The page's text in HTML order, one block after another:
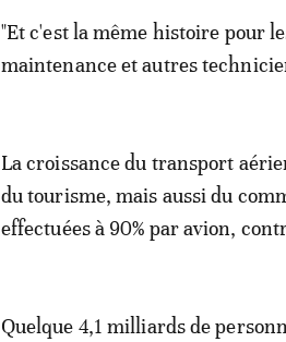
"Et c'est la même histoire pour
maintenance et autres
La croissance du transport
du tourisme, mais aussi du
effectuées à 90% par avion,
Quelque 4,1 milliards de